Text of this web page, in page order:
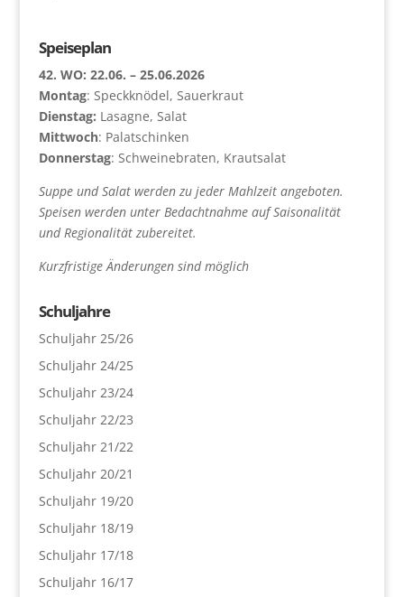
Speiseplan
42. WO: 22.06. – 25.06.2026
Montag: Speckknödel, Sauerkraut
Dienstag: Lasagne, Salat
Mittwoch: Palatschinken
Donnerstag: Schweinebraten, Krautsalat
Suppe und Salat werden zu jeder Mahlzeit angeboten.
Speisen werden unter Bedachtnahme auf Saisonalität
und Regionalität zubereitet.
Kurzfristige Änderungen sind möglich
Schuljahre
Schuljahr 25/26
Schuljahr 24/25
Schuljahr 23/24
Schuljahr 22/23
Schuljahr 21/22
Schuljahr 20/21
Schuljahr 19/20
Schuljahr 18/19
Schuljahr 17/18
Schuljahr 16/17